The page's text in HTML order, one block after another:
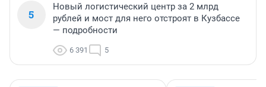
5
Новый логистический центр за 2 млрд
рублей и мост для него отстроят в Кузбассе
— подробности
6 391 5